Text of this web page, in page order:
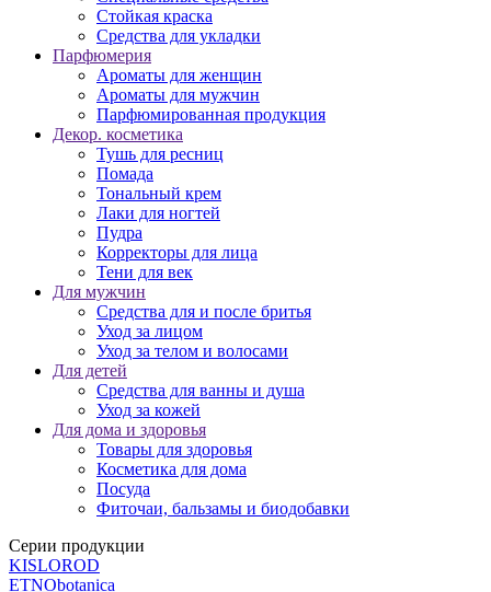
Стойкая краска
Средства для укладки
Парфюмерия
Ароматы для женщин
Ароматы для мужчин
Парфюмированная продукция
Декор. косметика
Тушь для ресниц
Помада
Тональный крем
Лаки для ногтей
Пудра
Корректоры для лица
Тени для век
Для мужчин
Средства для и после бритья
Уход за лицом
Уход за телом и волосами
Для детей
Средства для ванны и душа
Уход за кожей
Для дома и здоровья
Товары для здоровья
Косметика для дома
Посуда
Фиточаи, бальзамы и биодобавки
Серии продукции
KISLOROD
ETNObotanica